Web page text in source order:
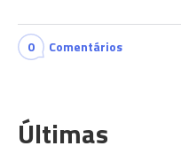
0 Comentários
Últimas